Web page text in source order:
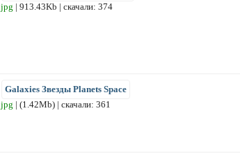
jpg | 913.43Kb | скачали: 374
Galaxies Звезды Planets Space
jpg | (1.42Mb) | скачали: 361